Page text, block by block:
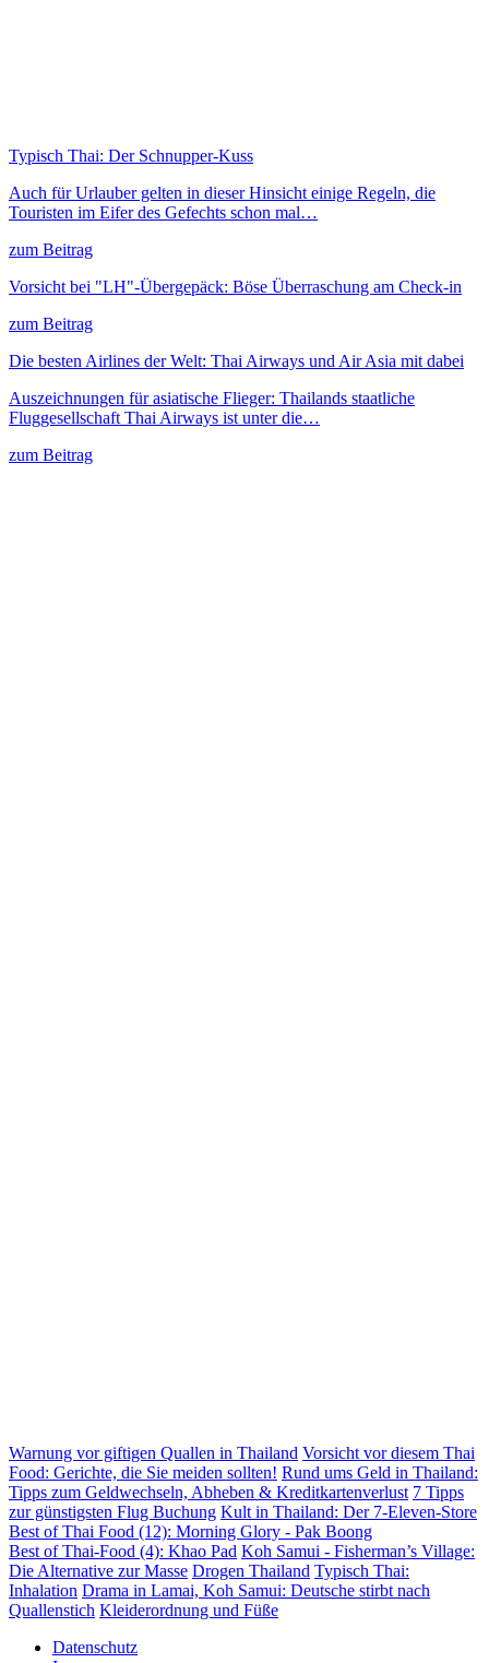
Typisch Thai: Der Schnupper-Kuss
Auch für Urlauber gelten in dieser Hinsicht einige Regeln, die
Touristen im Eifer des Gefechts schon mal…
zum Beitrag
Vorsicht bei "LH"-Übergepäck: Böse Überraschung am Check-in
zum Beitrag
Die besten Airlines der Welt: Thai Airways und Air Asia mit dabei
Auszeichnungen für asiatische Flieger: Thailands staatliche
Fluggesellschaft Thai Airways ist unter die…
zum Beitrag
Warnung vor giftigen Quallen in Thailand Vorsicht vor diesem Thai
Food: Gerichte, die Sie meiden sollten! Rund ums Geld in Thailand:
Tipps zum Geldwechseln, Abheben & Kreditkartenverlust 7 Tipps
zur günstigsten Flug Buchung Kult in Thailand: Der 7-Eleven-Store
Best of Thai Food (12): Morning Glory - Pak Boong
Best of Thai-Food (4): Khao Pad Koh Samui - Fisherman’s Village:
Die Alternative zur Masse Drogen Thailand Typisch Thai:
Inhalation Drama in Lamai, Koh Samui: Deutsche stirbt nach
Quallenstich Kleiderordnung und Füße
Datenschutz